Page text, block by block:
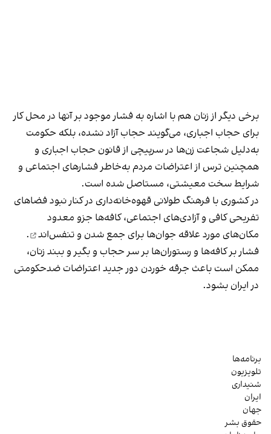
برخی دیگر از زنان هم با اشاره به فشار موجود بر آنها در محل کار
برای حجاب اجباری، می‌گویند حجاب آزاد نشده، بلکه حکومت
به‌دلیل شجاعت زن‌ها در سرپیچی از قانون حجاب اجباری و
همچنین ترس از اعتراضات مردم به‌خاطر فشارهای اجتماعی و
شرایط سخت معیشتی، مستاصل شده است.
در کشوری با فرهنگ طولانی قهوه‌‌خانه‌داری در کنار نبود فضاهای
تفریحی کافی و آزادی‌های اجتماعی، کافه‌ها جزو معدود
مکان‌های مورد علاقه جوان‌ها برای جمع شدن و تنفس‌اند
.
فشار بر کافه‌ها و رستوران‌ها بر سر حجاب و بگیر و ببند زنان،
ممکن است باعث جرقه خوردن دور جدید اعتراضات ضدحکومتی
در ایران بشود.
برنامه‌ها
تلویزیون
شنیداری
ایران
جهان
حقوق بشر